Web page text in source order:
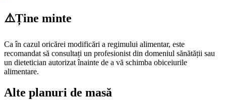
⚠️Ține minte
Ca în cazul oricărei modificări a regimului alimentar, este
recomandat să consultați un profesionist din domeniul sănătății sau
un dietetician autorizat înainte de a vă schimba obiceiurile
alimentare.
Alte planuri de masă